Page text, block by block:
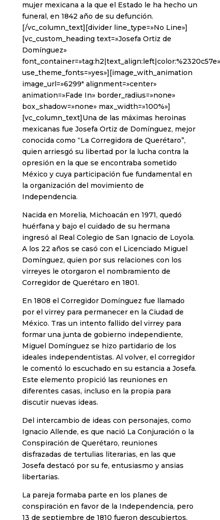
mujer mexicana a la que el Estado le ha hecho un
funeral, en 1842 año de su defunción.
[/vc_column_text][divider line_type=»No Line»]
[vc_custom_heading text=»Josefa Ortiz de
Domínguez»
font_container=»tag:h2|text_align:left|color:%2320c57e»
use_theme_fonts=»yes»][image_with_animation
image_url=»6299″ alignment=»center»
animation=»Fade In» border_radius=»none»
box_shadow=»none» max_width=»100%»]
[vc_column_text]Una de las máximas heroinas
mexicanas fue Josefa Ortiz de Domínguez, mejor
conocida como “La Corregidora de Querétaro”,
quien arriesgó su libertad por la lucha contra la
opresión en la que se encontraba sometido
México y cuya participación fue fundamental en
la organización del movimiento de
Independencia.
Nacida en Morelia, Michoacán en 1971, quedó
huérfana y bajo el cuidado de su hermana
ingresó al Real Colegio de San Ignacio de Loyola.
A los 22 años se casó con el Licenciado Miguel
Domínguez, quien por sus relaciones con los
virreyes le otorgaron el nombramiento de
Corregidor de Querétaro en 1801.
En 1808 el Corregidor Domínguez fue llamado
por el virrey para permanecer en la Ciudad de
México. Tras un intento fallido del virrey para
formar una junta de gobierno independiente,
Miguel Domínguez se hizo partidario de los
ideales independentistas. Al volver, el corregidor
le comentó lo escuchado en su estancia a Josefa.
Este elemento propició las reuniones en
diferentes casas, incluso en la propia para
discutir nuevas ideas.
Del intercambio de ideas con personajes, como
Ignacio Allende, es que nació La Conjuración o la
Conspiración de Querétaro, reuniones
disfrazadas de tertulias literarias, en las que
Josefa destacó por su fe, entusiasmo y ansias
libertarias.
La pareja formaba parte en los planes de
conspiración en favor de la Independencia, pero
13 de septiembre de 1810 fueron descubiertos.